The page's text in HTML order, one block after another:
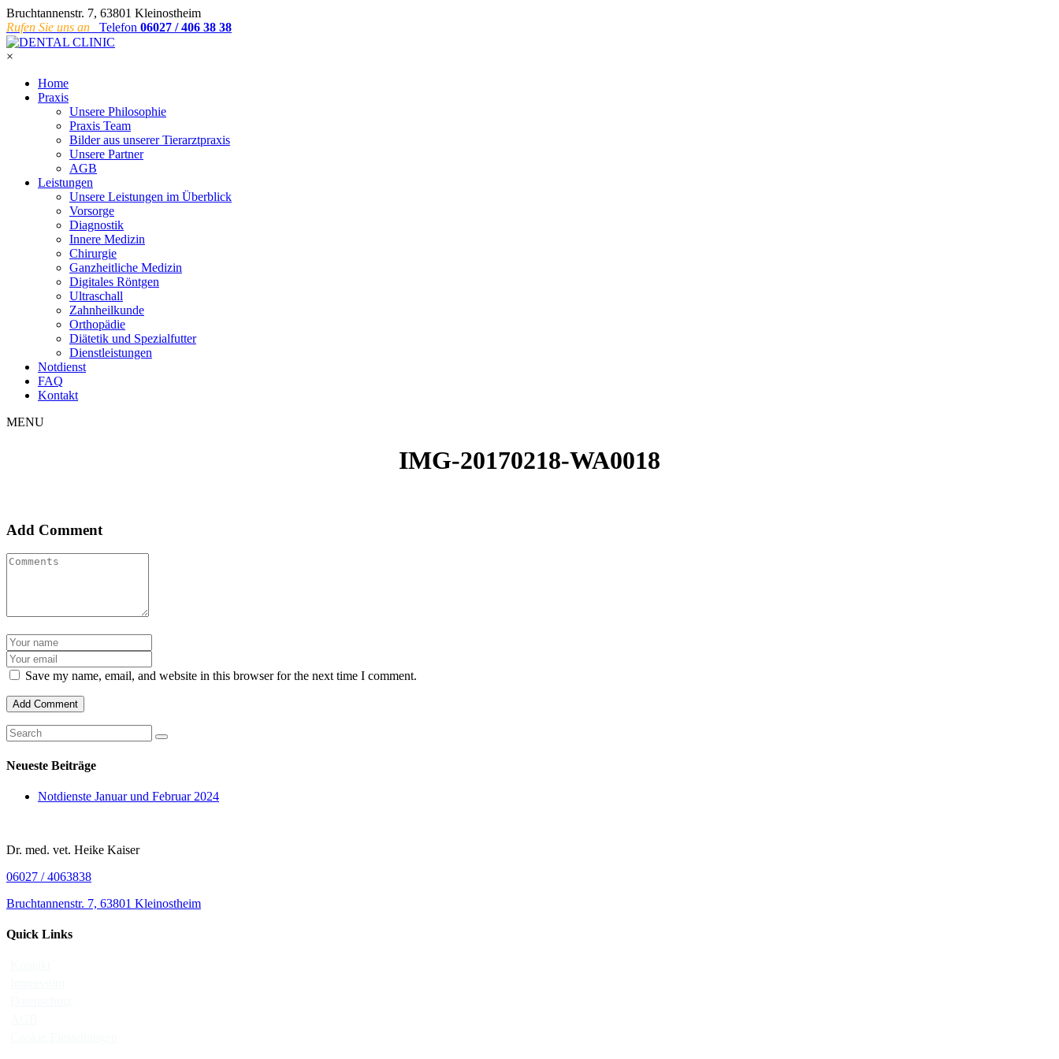
Bruchtannenstr. 7, 63801 Kleinostheim
Rufen Sie uns an
Telefon 06027 / 406 38 38
×
Home
Praxis
Unsere Philosophie
Praxis Team
Bilder aus unserer Tierarztpraxis
Unsere Partner
AGB
Leistungen
Unsere Leistungen im Überblick
Vorsorge
Diagnostik
Innere Medizin
Chirurgie
Ganzheitliche Medizin
Digitales Röntgen
Ultraschall
Zahnheilkunde
Orthopädie
Diätetik und Spezialfutter
Dienstleistungen
Notdienst
FAQ
Kontakt
MENU
IMG-20170218-WA0018
Add Comment
Save my name, email, and website in this browser for the next time I comment.
Neueste Beiträge
Notdienste Januar und Februar 2024
Dr. med. vet. Heike Kaiser
06027 / 4063838
Bruchtannenstr. 7, 63801 Kleinostheim
Quick Links